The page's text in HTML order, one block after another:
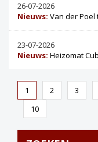
26-07-2026
Nieuws: Van der Poel
23-07-2026
Nieuws: Heizomat
1 2 3
10